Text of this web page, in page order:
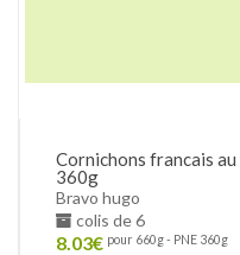
Cornichons francais
360g
Bravo hugo
colis de 6
8.03€ pour 660g - PNE 360g